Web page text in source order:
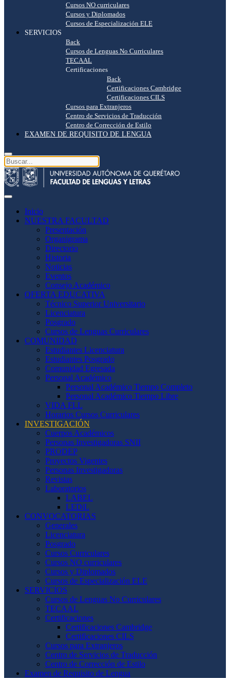
Cursos NO curriculares
Cursos y Diplomados
Cursos de Especialización ELE
SERVICIOS
Back
Cursos de Lenguas No Curriculares
TECAAL
Certificaciones
Back
Certificaciones Cambridge
Certificaciones CILS
Cursos para Extranjeros
Centro de Servicios de Traducción
Centro de Corrección de Estilo
EXAMEN DE REQUISITO DE LENGUA
Inicio
NUESTRA FACULTAD
Presentación
Organigrama
Directorio
Historia
Noticias
Eventos
Consejo Académico
OFERTA EDUCATIVA
Técnico Superior Universitario
Licenciatura
Posgrado
Cursos de Lenguas Curriculares
COMUNIDAD
Estudiantes Licenciatura
Estudiantes Posgrado
Comunidad Egresada
Personal Académico
Personal Académico Tiempo Completo
Personal Académico Tiempo Libre
VIDA FLL
Horarios Cursos Curriculares
INVESTIGACIÓN
Cuerpos Académicos
Personas Investigadoras SNII
PRODEP
Proyectos Vigentes
Personas Investigadoras
Revistas
Laboratorios
LABEL
LEDiL
CONVOCATORIAS
Generales
Licenciatura
Posgrado
Cursos Curriculares
Cursos NO curriculares
Cursos y Diplomados
Cursos de Especialización ELE
SERVICIOS
Cursos de Lenguas No Curriculares
TECAAL
Certificaciones
Certificaciones Cambridge
Certificaciones CILS
Cursos para Extranjeros
Centro de Servicios de Traducción
Centro de Corrección de Estilo
Examen de Requisito de Lengua